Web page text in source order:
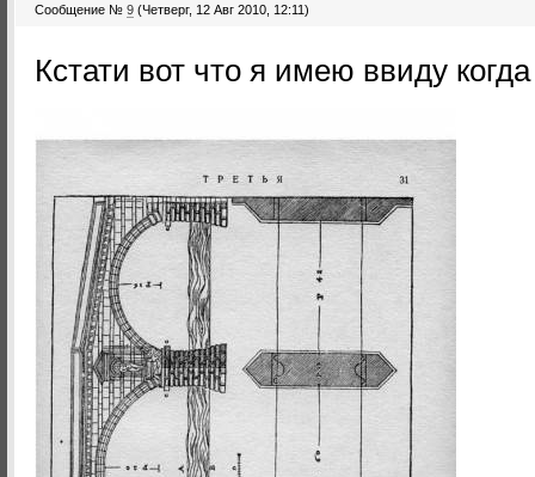
Сообщение № 9 (Четверг, 12 Авг 2010, 12:11)
Кстати вот что я имею ввиду